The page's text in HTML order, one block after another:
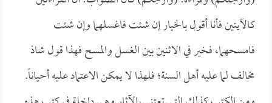
كالآيتين فأنا أقول بالخيار إن شئت فاغسلهما وإن شئت
فامسحهما، فخير في الاثنين بين الغسل والمسح فهذا قول شاذ
مخالف لما عليه أهل السنة؛ فلهذا لا يمكن الاعتماد عليه أحياناً.